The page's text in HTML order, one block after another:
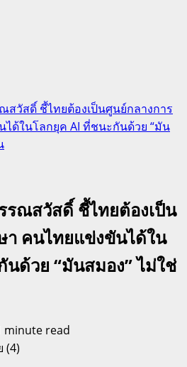
สวัสดิ์ ชี้ไทยต้องเป็นศูนย์กลางการ
ด้ในโลกยุค AI ที่ชนะกันด้วย “มัน
รณสวัสดิ์ ชี้ไทยต้องเป็น
า คนไทยแข่งขันได้ใน
ด้วย “มันสมอง” ไม่ใช่
minute read